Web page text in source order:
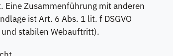
Eine Zusammenführung mit anderen
ist Art. 6 Abs. 1 lit. f DSGVO
stabilen Webauftritt).